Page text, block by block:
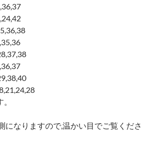
になりますので,温かい目でご覧くださ